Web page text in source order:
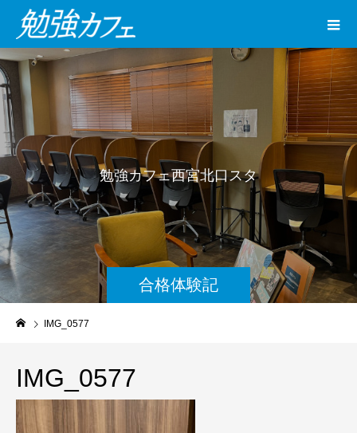
合格体験記
勉強カフェ西宮北口スタジオ
IMG_0577
IMG_0577